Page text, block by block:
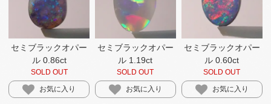
セミブラックオパー
ル 0.86ct
SOLD OUT
お気に入り
セミブラックオパー
ル 1.19ct
SOLD OUT
お気に入り
セミブラックオパー
ル 0.60ct
SOLD OUT
お気に入り